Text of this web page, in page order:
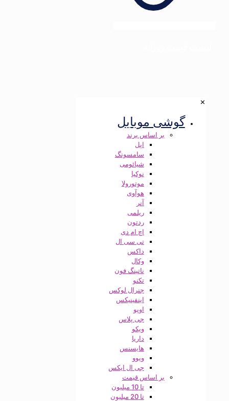
✕
گوشی موبایل
بر اساس برند
اپل
سامسونگ
شیائومی
نوکیا
موتورولا
هوآوی
آنر
ریلمی
ردتون
اچ ام دی
تی سی ال
داکس
وکال
ناتینگ فون
تکنو
جنرال لوکس
اینفینیکس
اوپو
جی پلاس
ویکو
داریا
هایسنس
ویوو
جی ال ایکس
بر اساس قیمت
تا 10 میلیون
تا 20 میلیون